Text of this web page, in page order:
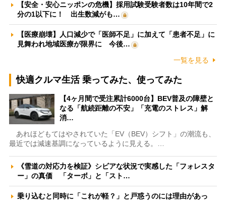
【安全・安心ニッポンの危機】採用試験受験者数は10年間で2
分の1以下に！ 出生数減がも…
【医療崩壊】人口減少で「医師不足」に加えて「患者不足」に
見舞われ地域医療が限界に 今後…
一覧を見る
快適クルマ生活 乗ってみた、使ってみた
【4ヶ月間で受注累計6000台】BEV普及の障壁と
なる「航続距離の不安」「充電のストレス」解
消…
あれほどもてはやされていた「EV（BEV）シフト」の潮流も、
最近では減速基調になっているように見える。…
《雪道の対応力を検証》シビアな状況で実感した「フォレスタ
ー」の真価 「ターボ」と「スト…
乗り込むと同時に「これが軽？」と戸惑うのには理由があっ